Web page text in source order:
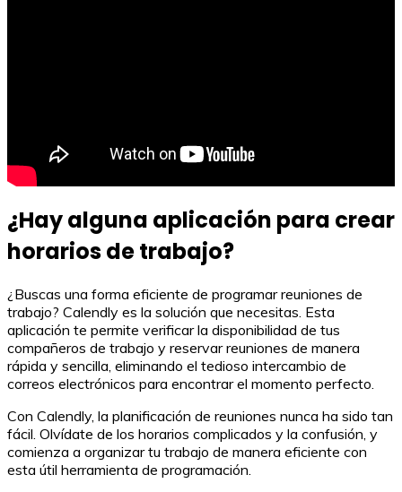
¿Hay alguna aplicación para crear
horarios de trabajo?
¿Buscas una forma eficiente de programar reuniones de
trabajo? Calendly es la solución que necesitas. Esta
aplicación te permite verificar la disponibilidad de tus
compañeros de trabajo y reservar reuniones de manera
rápida y sencilla, eliminando el tedioso intercambio de
correos electrónicos para encontrar el momento perfecto.
Con Calendly, la planificación de reuniones nunca ha sido tan
fácil. Olvídate de los horarios complicados y la confusión, y
comienza a organizar tu trabajo de manera eficiente con
esta útil herramienta de programación.